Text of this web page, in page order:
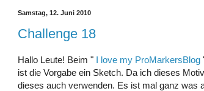
Samstag, 12. Juni 2010
Challenge 18
Hallo Leute! Beim " I love my ProMarkersBlog
ist die Vorgabe ein Sketch. Da ich dieses
dieses auch verwenden. Es ist mal ganz was